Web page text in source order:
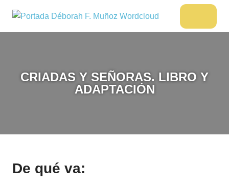
contenido
DÉBORAH
viajesCRIADAS Y SEÑORAS. LIBRO Y
ADAPTACIÓN
De qué va: